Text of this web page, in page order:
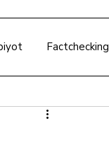
Factchecking